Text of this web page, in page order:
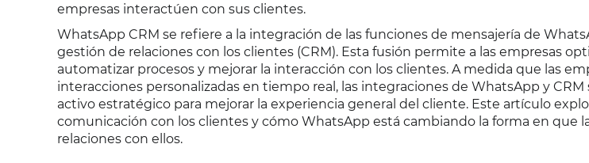
empresas interactúen con sus clientes.
WhatsApp CRM se refiere a la integración de las funciones de mensajería de
gestión de relaciones con los clientes (CRM). Esta fusión permite a las empresas
automatizar procesos y mejorar la interacción con los clientes. A medida que las
interacciones personalizadas en tiempo real, las integraciones de WhatsApp y
activo estratégico para mejorar la experiencia general del cliente. Este artículo
comunicación con los clientes y cómo WhatsApp está cambiando la forma en que
relaciones con ellos.